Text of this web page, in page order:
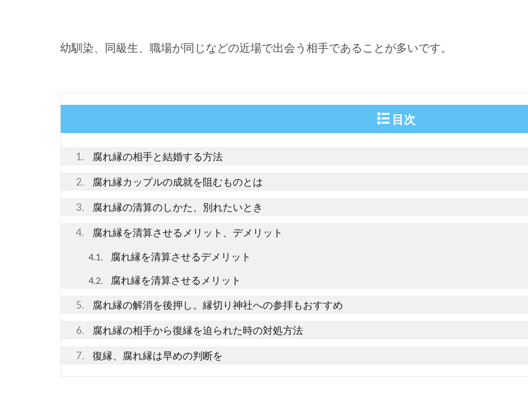
幼馴染、同級生、職場が同じなどの近場で出会う相手であることが多いです。
目次
1 腐れ縁の相手と結婚する方法
2 腐れ縁カップルの成就を阻むものとは
3 腐れ縁の清算のしかた、別れたいとき
4 腐れ縁を清算させるメリット、デメリット
4.1 腐れ縁を清算させるデメリット
4.2
腐れ縁を清算させるメリット
5
腐れ縁の解消を後押し。縁切り神社への参拝もおすすめ
6 腐れ縁の相手から復縁を迫られた時の対処方法
7 復縁、腐れ縁は早めの判断を